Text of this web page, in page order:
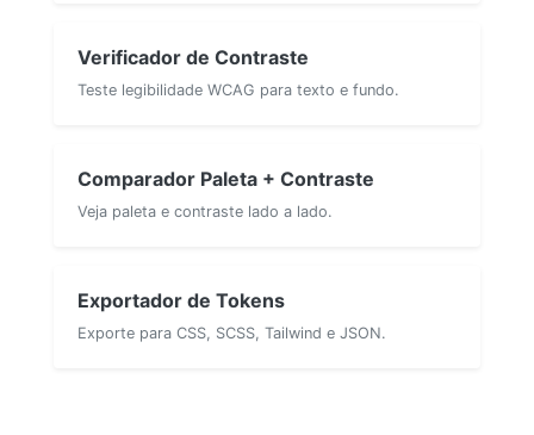
Verificador de Contraste
Teste legibilidade WCAG para texto e fundo.
Comparador Paleta + Contraste
Veja paleta e contraste lado a lado.
Exportador de Tokens
Exporte para CSS, SCSS, Tailwind e JSON.